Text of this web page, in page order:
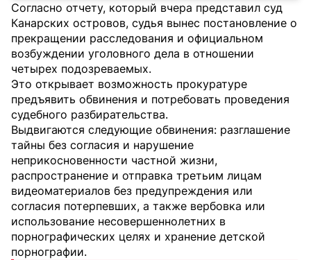
Согласно отчету, который вчера представил суд
Канарских островов, судья вынес постановление о
прекращении расследования и официальном
возбуждении уголовного дела в отношении
четырех подозреваемых.
Это открывает возможность прокуратуре
предъявить обвинения и потребовать проведения
судебного разбирательства.
Выдвигаются следующие обвинения: разглашение
тайны без согласия и нарушение
неприкосновенности частной жизни,
распространение и отправка третьим лицам
видеоматериалов без предупреждения или
согласия потерпевших, а также вербовка или
использование несовершеннолетних в
порнографических целях и хранение детской
порнографии.